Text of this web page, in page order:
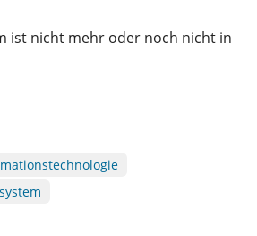
ist nicht mehr oder noch nicht in